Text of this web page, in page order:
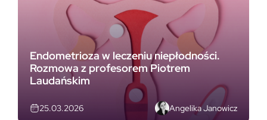
Endometrioza w leczeniu niepłodności.
Rozmowa z profesorem Piotrem
Laudańskim
25.03.2026 Angelika Janowicz